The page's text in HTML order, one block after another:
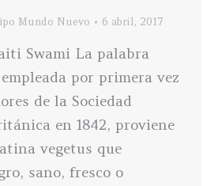
Mundo Nuevo 6 abril, 2017
Swami La palabra
por primera vez
de la Sociedad
en 1842, proviene
vegetus que
sano, fresco o